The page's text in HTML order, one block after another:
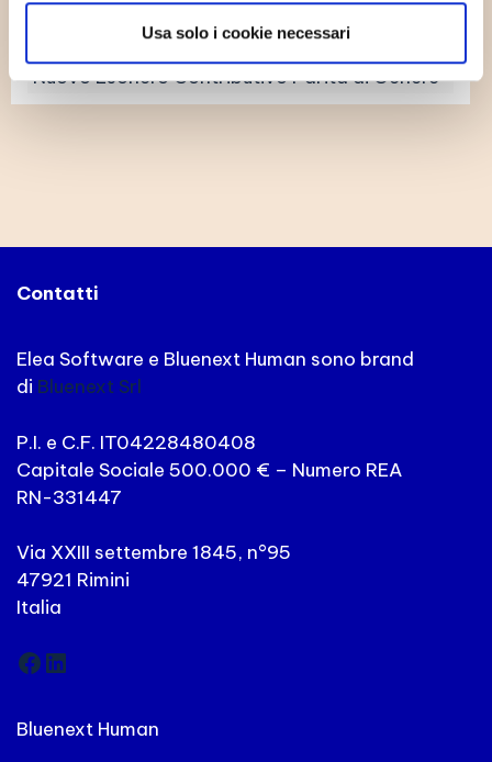
Usa solo i cookie necessari
Nuovo Esonero Contributivo Parità di Genere
Contatti
Elea Software e Bluenext Human sono brand
di Bluenext Srl
P.I. e C.F. IT04228480408
Capitale Sociale 500.000 € – Numero REA
RN-331447
Via XXIII settembre 1845, n°95
47921 Rimini
Italia
Facebook
LinkedIn
Bluenext Human